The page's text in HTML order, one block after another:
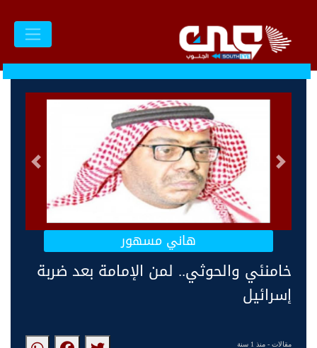
التالى السابق
هاني مسهور
خامنئي والحوثي.. لمن الإمامة بعد ضربة
إسرائيل
مقالات- منذ 1 سنة